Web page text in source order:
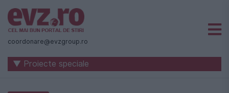
Știri
naționale
internaționale
coordonare@evzgroup.ro
▼ Proiecte speciale